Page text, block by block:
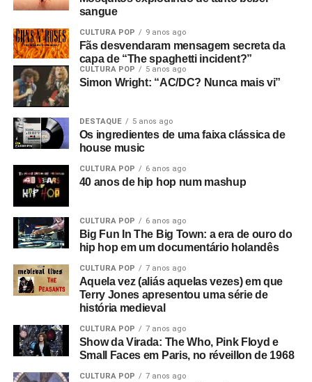
sangue
CULTURA POP 9 anos ago
Fãs desvendaram mensagem secreta da
capa de “The spaghetti incident?”
CULTURA POP 5 anos ago
Simon Wright: “AC/DC? Nunca mais vi”
DESTAQUE 5 anos ago
Os ingredientes de uma faixa clássica de
house music
CULTURA POP 6 anos ago
40 anos de hip hop num mashup
CULTURA POP 6 anos ago
Big Fun In The Big Town: a era de ouro do
hip hop em um documentário holandês
CULTURA POP 7 anos ago
Aquela vez (aliás aquelas vezes) em que
Terry Jones apresentou uma série de
história medieval
CULTURA POP 7 anos ago
Show da Virada: The Who, Pink Floyd e
Small Faces em Paris, no réveillon de 1968
CULTURA POP 7 anos ago